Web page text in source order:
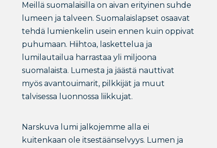
Meillä suomalaisilla on aivan erityinen suhde
lumeen ja talveen. Suomalaislapset osaavat
tehdä lumienkelin usein ennen kuin oppivat
puhumaan. Hiihtoa, laskettelua ja
lumilautailua harrastaa yli miljoona
suomalaista. Lumesta ja jäästä nauttivat
myös avantouimarit, pilkkijät ja muut
talvisessa luonnossa liikkujat.
Narskuva lumi jalkojemme alla ei
kuitenkaan ole itsestäänselvyys. Lumen ja